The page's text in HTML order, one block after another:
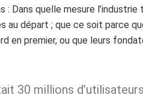
: Dans quelle mesure
départ ; que ce soit parce
en premier, ou que leurs
30 millions